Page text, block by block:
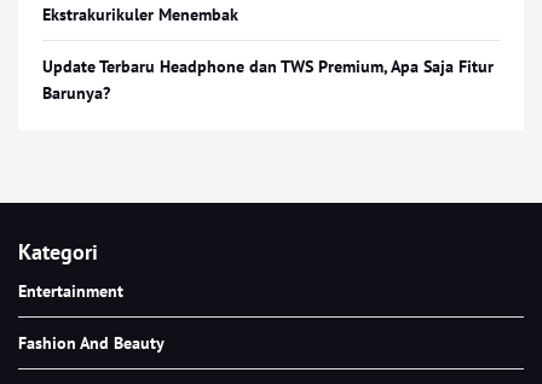
Ekstrakurikuler Menembak
Update Terbaru Headphone dan TWS Premium, Apa Saja Fitur
Barunya?
Kategori
Entertainment
Fashion And Beauty